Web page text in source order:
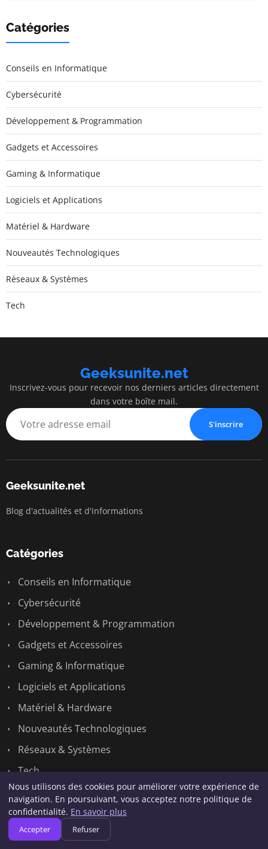
Catégories
Conseils en Informatique
Cybersécurité
Développement & Programmation
Gadgets et Accessoires
Gaming & Informatique
Logiciels et Applications
Matériel & Hardware
Nouveautés Technologiques
Réseaux & Systèmes
Tech
Geeksunite.net
Inscrivez-vous pour recevoir nos derniers articles directement
dans votre boîte mail.
S'inscrire
Geeksunite.net
Blog d'actualités et d'informations
Catégories
Conseils en Informatique
Cybersécurité
Développement & Programmation
Gadgets et Accessoires
Gaming & Informatique
Logiciels et Applications
Matériel & Hardware
Nouveautés Technologiques
Réseaux & Systèmes
Tech
Liens utiles
Contact
Nous utilisons des cookies pour améliorer votre expérience de
navigation. En poursuivant, vous acceptez notre politique de
confidentialité. En savoir plus
Accepter Refuser